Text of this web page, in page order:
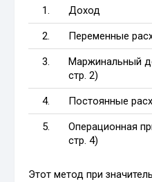
1. Доход
2. Переменные
3.
Маржинальный
стр. 2)
4. Постоянные
5.
Операционная
стр. 4)
Этот метод при